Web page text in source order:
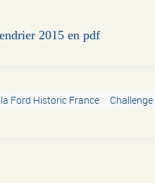
2015 en pdf
Ford Historic France